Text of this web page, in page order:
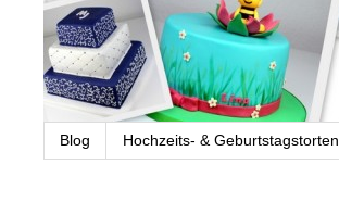
Blog Hochzeits- & Geburtstagstorten